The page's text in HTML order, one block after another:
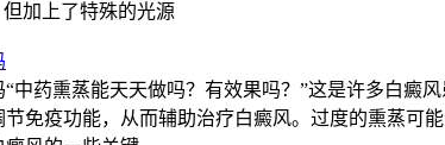
加上了特殊的光源
中药熏蒸能天天做吗？有效果吗？”这是许多白
免疫功能，从而辅助治疗白癜风。过度的熏蒸可